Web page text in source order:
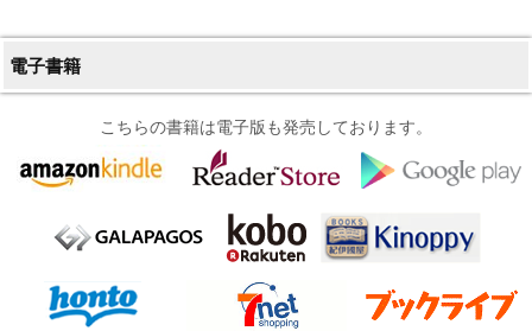
電子書籍
こちらの書籍は電子版も発売しております。